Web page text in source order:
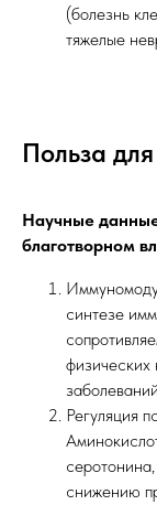
(болезнь
тяжелые
Польза
Научные
благотворном
синтезе
физических
Регуляция
снижению